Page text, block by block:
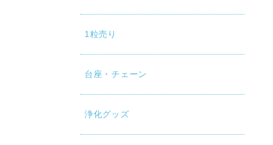
1粒売り
台座・チェーン
浄化グッズ